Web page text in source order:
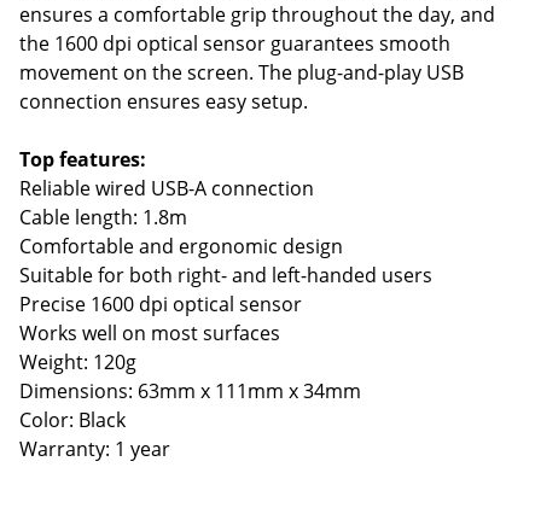
ensures a comfortable grip throughout the day, and
the 1600 dpi optical sensor guarantees smooth
movement on the screen. The plug-and-play USB
connection ensures easy setup.
Top features:
Reliable wired USB-A connection
Cable length: 1.8m
Comfortable and ergonomic design
Suitable for both right- and left-handed users
Precise 1600 dpi optical sensor
Works well on most surfaces
Weight: 120g
Dimensions: 63mm x 111mm x 34mm
Color: Black
Warranty: 1 year